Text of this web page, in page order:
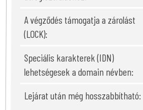
A végződés támogatja a zárolást
(LOCK):
Speciális karakterek (IDN)
lehetségesek a domain névben:
Lejárat után még hosszabbítható: